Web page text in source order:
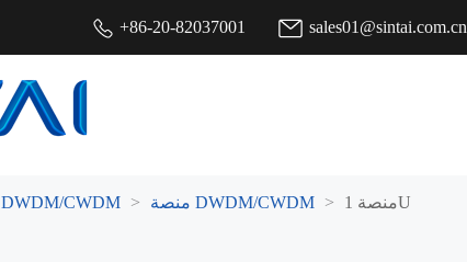
+86-20-82037001 sales01@sintai.com.cn
منصة DWDM/CWDM منصة DWDM/CWDM منصة 1U